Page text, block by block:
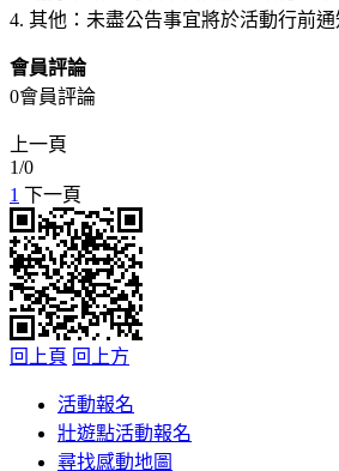
4. 其他：未盡公告事宜將於活動行前通
會員評論
0會員評論
上一頁
1 /0
1 下一頁
回上頁 回上方
活動報名
壯遊點活動報名
尋找感動地圖